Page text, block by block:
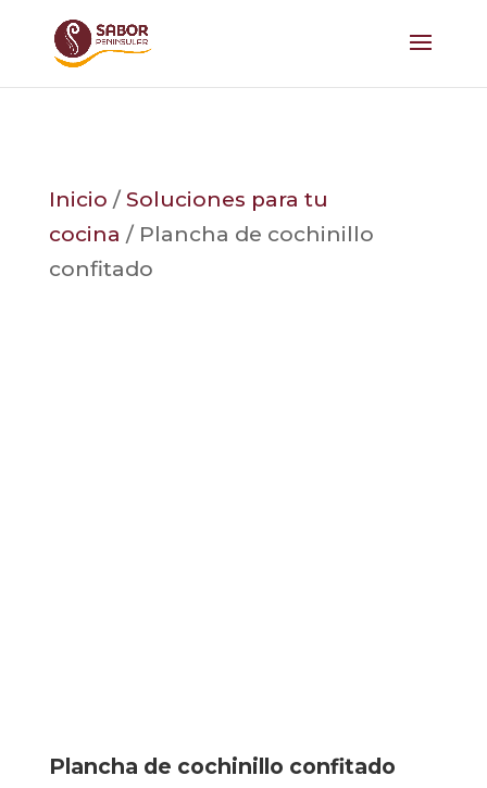
Inicio / Soluciones para tu
cocina / Plancha de cochinillo
confitado
Plancha de cochinillo confitado